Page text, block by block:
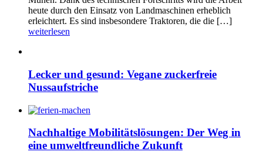
heute durch den Einsatz von Landmaschinen erheblich
erleichtert. Es sind insbesondere Traktoren, die die […]
weiterlesen
Lecker und gesund: Vegane zuckerfreie
Nussaufstriche
Nachhaltige Mobilitätslösungen: Der Weg in
eine umweltfreundliche Zukunft